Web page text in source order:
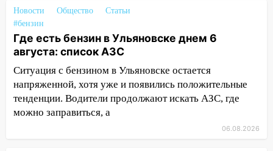
15:47
На улице Радищева сбили
курьера: крупная авария в Ульяновске
15:15 Проводил до квартиры и ограбил:
новый кавалер женщины оказался
рецидивистом
14:26 В Ульяновске ограничат движение
по улице Ефремова
Новости Общество
Статьи
#бензин
Где есть бензин в Ульяновске днем 6
августа: список АЗС
Ситуация с бензином в Ульяновске остается
напряженной, хотя уже и появились положительные
тенденции. Водители продолжают искать АЗС, где
можно заправиться, а
06.08.2026